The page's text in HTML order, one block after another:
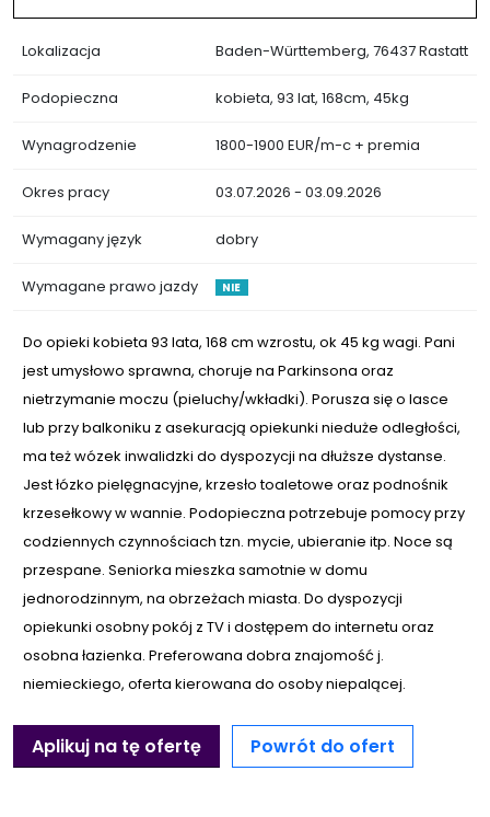
Lokalizacja Baden-Württemberg, 76437 Rastatt
Podopieczna kobieta, 93 lat, 168cm, 45kg
Wynagrodzenie 1800-1900 EUR/m-c + premia
Okres pracy 03.07.2026 - 03.09.2026
Wymagany język dobry
Wymagane prawo jazdy NIE
Do opieki kobieta 93 lata, 168 cm wzrostu, ok 45 kg wagi. Pani
jest umysłowo sprawna, choruje na Parkinsona oraz
nietrzymanie moczu (pieluchy/wkładki). Porusza się o lasce
lub przy balkoniku z asekuracją opiekunki nieduże odległości,
ma też wózek inwalidzki do dyspozycji na dłuższe dystanse.
Jest łózko pielęgnacyjne, krzesło toaletowe oraz podnośnik
krzesełkowy w wannie. Podopieczna potrzebuje pomocy przy
codziennych czynnościach tzn. mycie, ubieranie itp. Noce są
przespane. Seniorka mieszka samotnie w domu
jednorodzinnym, na obrzeżach miasta. Do dyspozycji
opiekunki osobny pokój z TV i dostępem do internetu oraz
osobna łazienka. Preferowana dobra znajomość j.
niemieckiego, oferta kierowana do osoby niepalącej.
Aplikuj na tę ofertę Powrót do ofert